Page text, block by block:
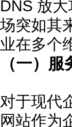
DNS 放
场突如其
业在多个
（一）
对于现代
网站作为